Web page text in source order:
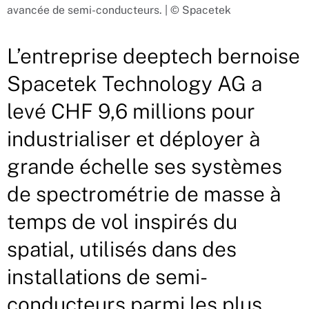
avancée de semi-conducteurs. | © Spacetek
L’entreprise deeptech bernoise
Spacetek Technology AG a
levé CHF 9,6 millions pour
industrialiser et déployer à
grande échelle ses systèmes
de spectrométrie de masse à
temps de vol inspirés du
spatial, utilisés dans des
installations de semi-